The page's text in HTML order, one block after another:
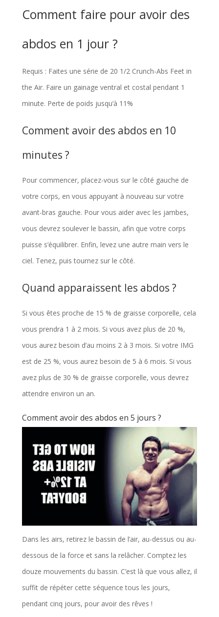
Comment faire pour avoir des
abdos en 1 jour ?
Requis : Faites une série de 20 1/2 Crunch-Abs Feet in
the Air. Faire un gainage ventral et costal pendant 1
minute. Perte de poids jusqu’à 11%
Comment avoir des abdos en 10
minutes ?
Pour commencer, placez-vous sur le côté gauche de
votre corps, en vous appuyant à nouveau sur votre
avant-bras gauche. Pour vous aider avec les jambes,
vous devrez soulever le bassin, afin que votre corps
puisse s’équilibrer. Enfin, levez une autre main vers le
ciel. Tenez, puis tournez sur le côté.
Quand apparaissent les abdos ?
Si vous êtes proche de 15 % de graisse corporelle, cela
vous prendra 1 à 2 mois. Si vous avez plus de 20 %,
vous aurez besoin d’au moins 2 à 3 mois. Si votre IMG
est de 25 %, vous aurez besoin de 5 à 6 mois. Si vous
avez plus de 30 % de graisse corporelle, vous devrez
attendre environ un an.
Comment avoir des abdos en 5 jours ?
Dans les airs, retirez le bassin de l’air, au-dessus ou au-
dessous de la force et sans la relâcher. Comptez les
douze mouvements du bassin. C’est là que vous allez, il
suffit de répéter cette séquence tous les jours,
pendant cinq jours, pour avoir des rêves !